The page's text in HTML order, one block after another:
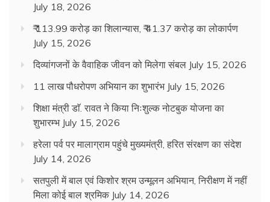
July 18, 2026
₹ 113.99 करोड़ का शिलान्यास, ₹ 41.37 करोड़ का लोकार्पण
July 15, 2026
दिव्यांगजनों के वैवाहिक जीवन को मिलेगा संबल July 15, 2026
11 लाख पौधरोपण अभियान का शुभारंभ July 15, 2026
शिक्षा मंत्री डाॅ. रावत ने किया निःशुल्क नोटबुक योजना का
शुभारम्भ July 15, 2026
हरेला पर्व पर मालाग्राम पहुंचे मुख्यमंत्री, हरित संरक्षण का संदेश
July 14, 2026
सतपुली में बाल एवं किशोर श्रम उन्मूलन अभियान, निरीक्षण में नहीं
मिला कोई बाल श्रमिक July 14, 2026